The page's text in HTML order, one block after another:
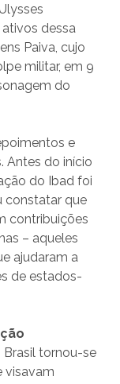
dessa
Paiva, cujo
militar, em 9
do
e
Antes do início
do Ibad foi
constatar que
contribuições
– aqueles
ajudaram a
de estados-
tornou-se
visavam